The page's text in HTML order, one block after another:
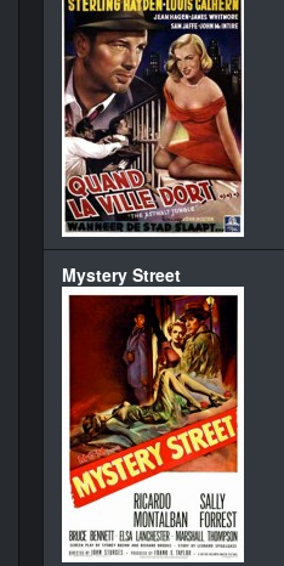
Mystery Street